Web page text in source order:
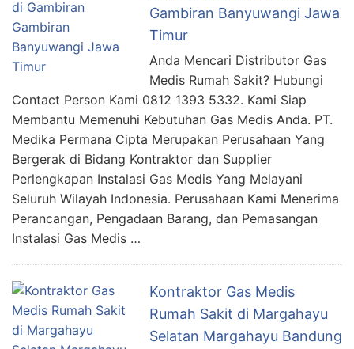
Gambiran Banyuwangi Jawa
Timur
Anda Mencari Distributor Gas
Medis Rumah Sakit? Hubungi
Contact Person Kami 0812 1393 5332. Kami Siap
Membantu Memenuhi Kebutuhan Gas Medis Anda. PT.
Medika Permana Cipta Merupakan Perusahaan Yang
Bergerak di Bidang Kontraktor dan Supplier
Perlengkapan Instalasi Gas Medis Yang Melayani
Seluruh Wilayah Indonesia. Perusahaan Kami Menerima
Perancangan, Pengadaan Barang, dan Pemasangan
Instalasi Gas Medis …
Kontraktor Gas Medis
Rumah Sakit di Margahayu
Selatan Margahayu Bandung